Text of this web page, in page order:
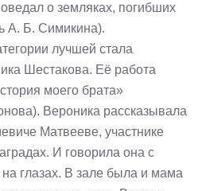
о земляках, погибших
А. Б. Симикина).
лучшей стала
Шестакова. Её работа
моего брата»
Вероника рассказывала
Матвееве, участнике
И говорила она с
глазах. В зале была и мама